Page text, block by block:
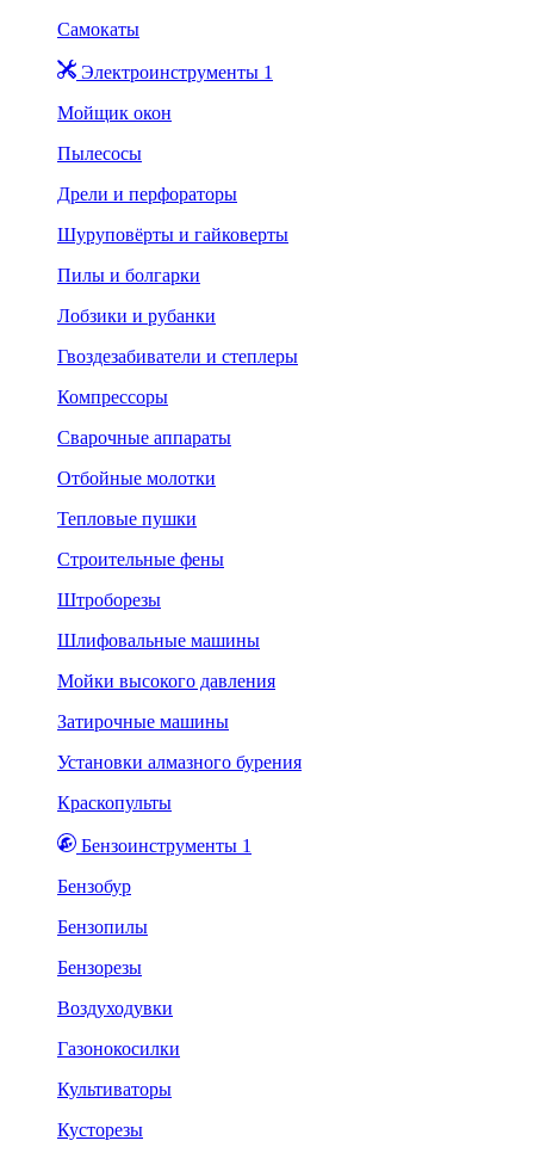
Самокаты
Электроинструменты 1
Мойщик окон
Пылесосы
Дрели и перфораторы
Шуруповёрты и гайковерты
Пилы и болгарки
Лобзики и рубанки
Гвоздезабиватели и степлеры
Компрессоры
Сварочные аппараты
Отбойные молотки
Тепловые пушки
Строительные фены
Штроборезы
Шлифовальные машины
Мойки высокого давления
Затирочные машины
Установки алмазного бурения
Краскопульты
Бензоинструменты 1
Бензобур
Бензопилы
Бензорезы
Воздуходувки
Газонокосилки
Культиваторы
Кусторезы